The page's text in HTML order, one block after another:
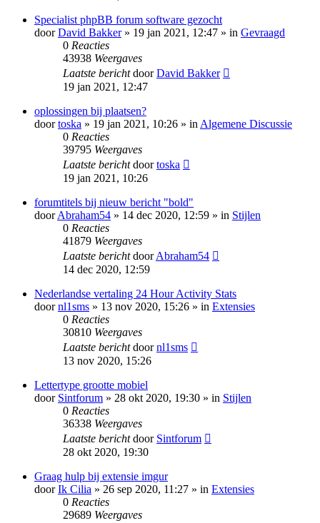
Specialist phpBB forum software gezocht
doorDavid Bakker» 19 jan 2021, 12:47 » in Gevraagd
0 Reacties
43938 Weergaves
Laatste berichtdoorDavid Bakker
19 jan 2021, 12:47
oplossingen bij plaatsen?
doortoska » 19 jan 2021, 10:26 » inAlgemene Discussie
0 Reacties
39795 Weergaves
Laatste berichtdoortoska
19 jan 2021, 10:26
forumtitels bij nieuw bericht "bold"
doorAbraham54 » 14 dec 2020, 12:59 » in Stijlen
0 Reacties
41879 Weergaves
Laatste berichtdoorAbraham54
14 dec 2020, 12:59
Nederlandse vertaling 24 Hour Activity Stats
doornl1sms » 13 nov 2020, 15:26 » in Extensies
0 Reacties
30810 Weergaves
Laatste berichtdoornl1sms
13 nov 2020, 15:26
Lettertype grootte mobiel
door Sintforum » 28 okt 2020, 19:30 » in Stijlen
0 Reacties
36338 Weergaves
Laatste berichtdoor Sintforum
28 okt 2020, 19:30
Graag hulp bij extensie imgur
doorIk Cilia » 26 sep 2020, 11:27 » in Extensies
0 Reacties
29689 Weergaves